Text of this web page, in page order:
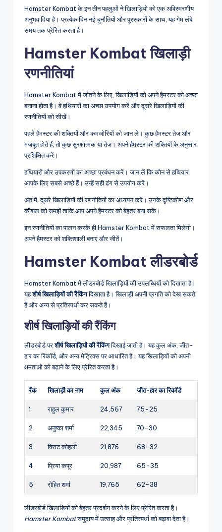
Hamster Kombat के इन तीन पहलुओं ने खिलाड़ियों को एक अविस्मरणीय
अनुभव दिया है। प्रत्येक दिन नई चुनौतियों और पुरस्कारों के साथ, यह गेम लंबे
समय तक प्रेरित करता है।
Hamster Kombat खिलाड़ी
रणनीतियां
Hamster Kombat में जीतने के लिए, खिलाड़ियों को अपने हैमस्टर को अच्छा
बनाना होता है। वे हथियारों का अच्छा उपयोग करें और दूसरे खिलाड़ियों की
रणनीतियों को सीखें।
पहले हैमस्टर की शक्तियों और कमजोरियों को जान लें। कुछ हैमस्टर तेज और
मजबूत होते हैं, तो कुछ सुरक्षात्मक या तेज। अपने हैमस्टर की शक्तियों के अनुसार
प्रशिक्षित करें।
हथियारों और उपकरणों का अच्छा प्रबंधन करें। जान लें कि कौन से हथियार
आपके लिए सबसे अच्छे हैं। उन्हें सही ढंग से उपयोग करें।
अंत में, दूसरे खिलाड़ियों की रणनीतियों का अध्ययन करें। उनके दृष्टिकोण और
कौशल को समझें ताकि आप अपने हैमस्टर को बेहतर बना सकें।
इन रणनीतियों का पालन करके ही Hamster Kombat में सफलता मिलेगी।
अपने हैमस्टर को शक्तिशाली बनाएं और जीतें।
Hamster Kombat लीडरबोर्ड
Hamster Kombat में लीडरबोर्ड खिलाड़ियों की उपलब्धियों को दिखाता है।
यहशीर्ष खिलाड़ियों की रैंकिंगदिखाता है। खिलाड़ी अपनी प्रगति को देख सकते
हैं और अन्य से प्रतिस्पर्धा कर सकते हैं।
शीर्ष खिलाड़ियों की रैंकिंग
लीडरबोर्ड परशीर्ष खिलाड़ियों की रैंकिंगदिखाई जाती है। यह कुल अंक, जीत-
हार का रिकॉर्ड, और अन्य मेट्रिक्स पर आधारित है। यह खिलाड़ियों को अपनी
क्षमताओं को बढ़ाने के लिए प्रेरित करता है।
रैंक खिलाड़ी का नाम कुल अंक जीत-हार का रिकॉर्ड
1 राहुल कुमार 24,567 75-25
2 अनुष्का शर्मा 22,345 70-30
3 विराट कोहली 21,876 68-32
4 प्रिया कपूर 20,987 65-35
5 रोहित शर्मा 19,765 62-38
लीडरबोर्ड खिलाड़ियों को बेहतर प्रदर्शन करने के लिए प्रेरित करता है।
Hamster Kombatसमुदाय में उत्साह और प्रतिस्पर्धा को बढ़ावा देता है।